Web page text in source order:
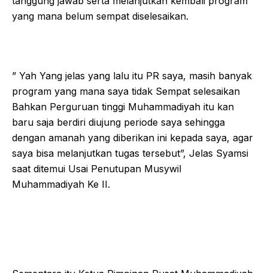
yang mana belum sempat diselesaikan.
” Yah Yang jelas yang lalu itu PR saya, masih banyak
program yang mana saya tidak Sempat selesaikan
Bahkan Perguruan tinggi Muhammadiyah itu kan
baru saja berdiri diujung periode saya sehingga
dengan amanah yang diberikan ini kepada saya, agar
saya bisa melanjutkan tugas tersebut”, Jelas Syamsi
saat ditemui Usai Penutupan Musywil
Muhammadiyah Ke II.